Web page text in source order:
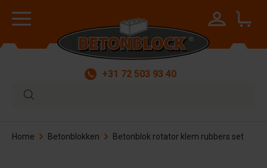
+31 72 503 93 40
Home Betonblokken Betonblok rotator klem rubbers set